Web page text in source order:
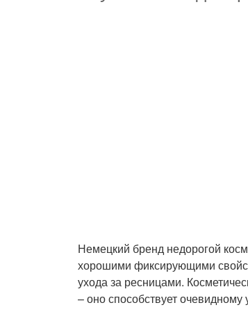
Немецкий бренд недорогой
хорошими фиксирующими
ухода за ресницами.
– оно способствует